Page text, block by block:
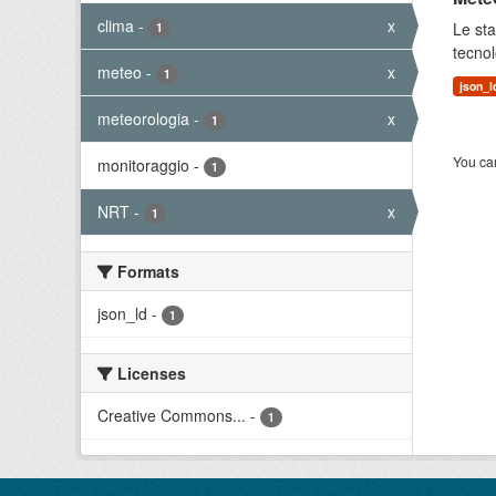
clima - 1 x
meteo - 1 x
meteorologia - 1 x
monitoraggio - 1
NRT - 1 x
Formats
json_ld - 1
Licenses
Creative Commons... - 1
Le
You